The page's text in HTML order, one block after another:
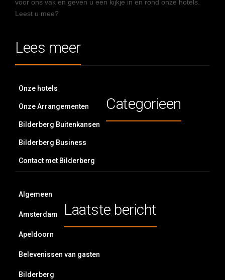
voor ons vak en geven u een kijkje in en rond onze hotels.
Leest u mee?
Lees meer
Onze hotels
Onze Arrangementen
Bilderberg Buitenkansen
Bilderberg Business
Contact met Bilderberg
Categorieen
Algemeen
Amsterdam
Apeldoorn
Belevenissen van gasten
Bilderberg
Laatste bericht